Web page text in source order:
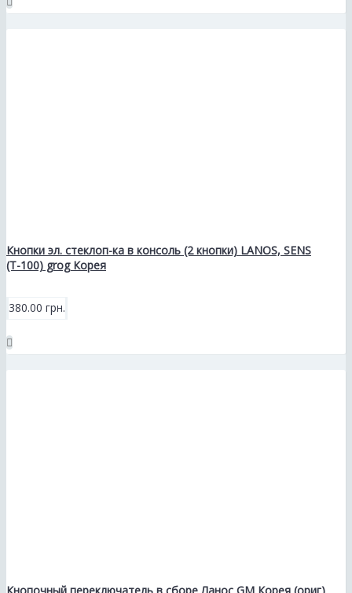
Кнопки эл. стеклоп-ка в консоль (2 кнопки) LANOS, SENS
(Т-100) grog Корея
380.00 грн.